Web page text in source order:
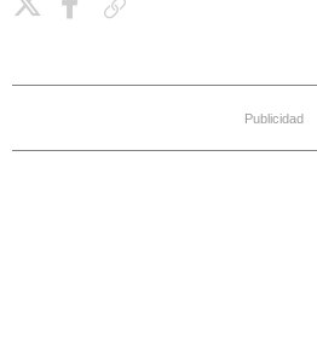
Publicidad